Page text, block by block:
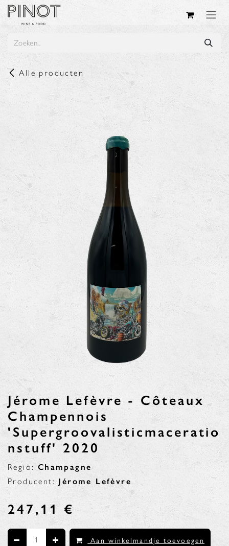
Overslaan naar inhoud
Alle producten
Jérome Lefèvre - Côteaux
Champennois
'Supergroovalisticmaceratio
nstuff' 2020
Regio: Champagne
Producent: Jérome Lefèvre
247,11 €
Aan winkelmandje toevoegen